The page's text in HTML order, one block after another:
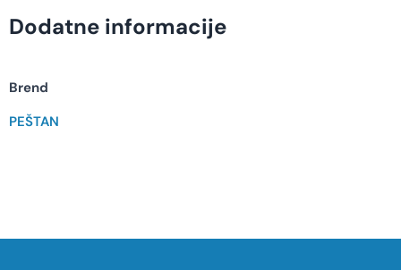
Dodatne informacije
Brend
PEŠTAN